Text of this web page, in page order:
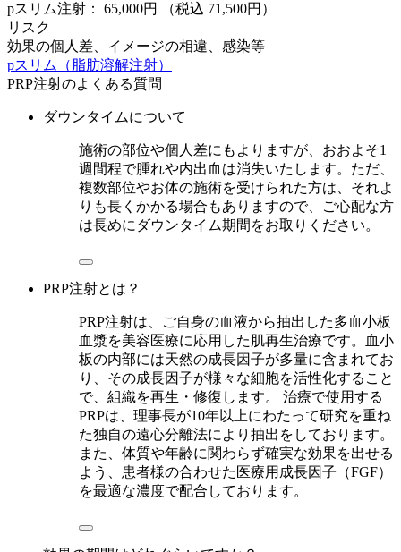
pスリム注射： 65,000円
（税込 71,500円）
リスク
効果の個人差、イメージの相違、感染等
pスリム（脂肪溶解注射）
PRP注射のよくある質問
ダウンタイムについて
施術の部位や個人差にもよりますが、おおよそ1
週間程で腫れや内出血は消失いたします。ただ、
複数部位やお体の施術を受けられた方は、それよ
りも長くかかる場合もありますので、ご心配な方
は長めにダウンタイム期間をお取りください。
PRP注射とは？
PRP注射は、ご自身の血液から抽出した多血小板
血漿を美容医療に応用した肌再生治療です。血小
板の内部には天然の成長因子が多量に含まれてお
り、その成長因子が様々な細胞を活性化すること
で、組織を再生・修復します。 治療で使用する
PRPは、理事長が10年以上にわたって研究を重ね
た独自の遠心分離法により抽出をしております。
また、体質や年齢に関わらず確実な効果を出せる
よう、患者様の合わせた医療用成長因子（FGF）
を最適な濃度で配合しております。